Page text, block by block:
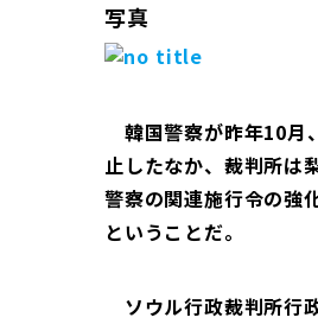
写真
韓国警察が昨年10月
止したなか、裁判所は
警察の関連施行令の強
ということだ。
ソウル行政裁判所行